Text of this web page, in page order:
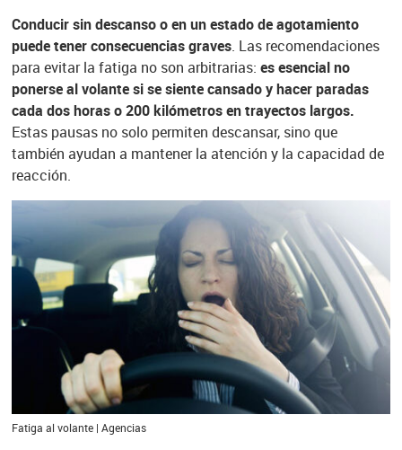
Conducir sin descanso o en un estado de agotamiento
puede tener consecuencias graves. Las recomendaciones
para evitar la fatiga no son arbitrarias: es esencial no
ponerse al volante si se siente cansado y hacer paradas
cada dos horas o 200 kilómetros en trayectos largos.
Estas pausas no solo permiten descansar, sino que
también ayudan a mantener la atención y la capacidad de
reacción.
Fatiga al volante | Agencias